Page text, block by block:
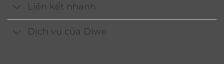
Liên kết nhanh
Dịch vụ của Diwe